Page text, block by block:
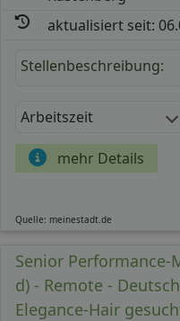
aktualisiert seit:
Stellenbeschreibung:
Arbeitszeit
mehr Details
Quelle: meinestadt.de
Senior
d) - Remote -
Elegance-Hair